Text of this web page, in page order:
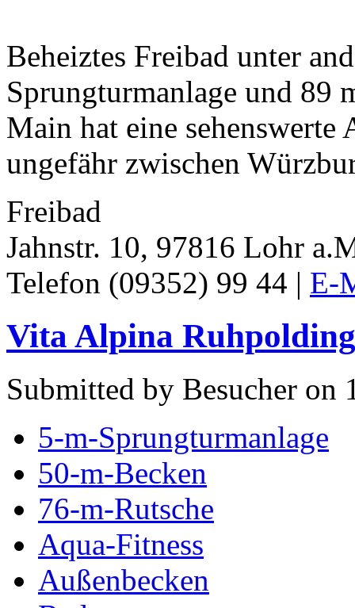
Beheiztes Freibad unter
Sprungturmanlage und 89
Main hat eine
ungefähr zwischen
Freibad
Jahnstr. 10, 97816 Lohr
Telefon (09352) 99 44 | E-
Vita Alpina Ruhpolding
Submitted by Besucher on
5-m-Sprungturmanlage
50-m-Becken
76-m-Rutsche
Aqua-Fitness
Außenbecken